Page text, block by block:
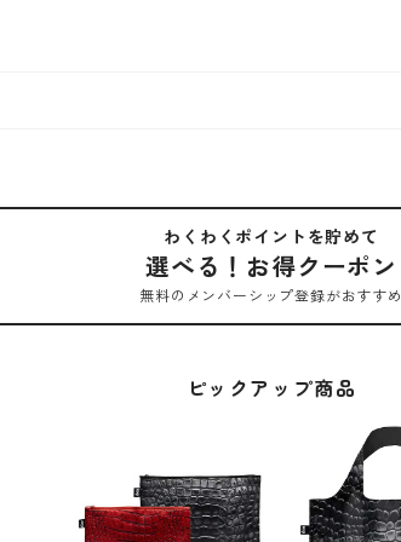
わくわくポイントを貯めて
選べる！お得クーポン
無料のメンバーシップ登録がおすすめ
ピックアップ商品